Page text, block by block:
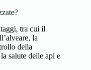
tra cui il
la
della
salute delle api e